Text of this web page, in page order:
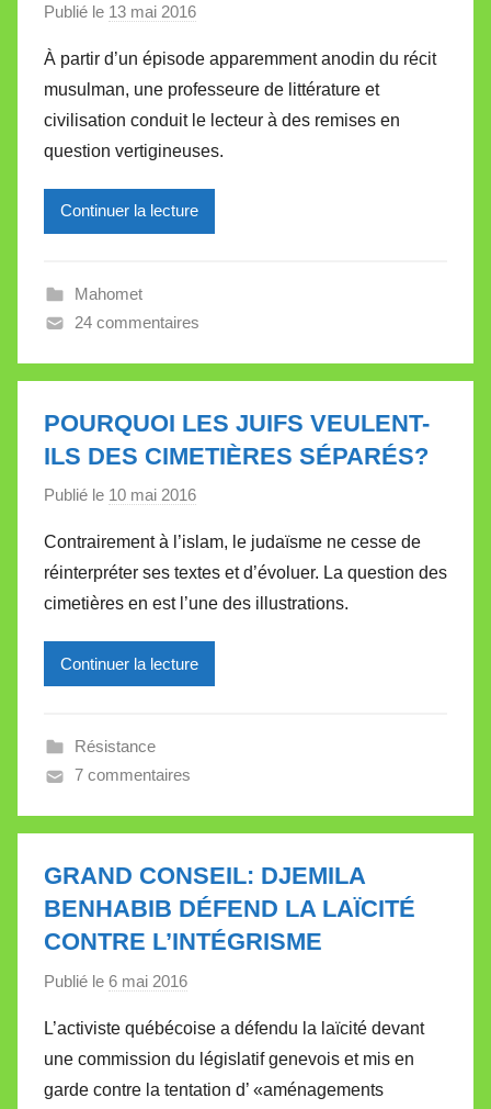
Publié le 13 mai 2016
r
M
i
r
i
l
V
l
l
t
À partir d’un épisode apparemment anodin du récit
musulman, une professeure de littérature et
civilisation conduit le lecteur à des remises en
question vertigineuses.
Continuer la lecture
Mahomet
24 commentaires
POURQUOI LES JUIFS VEULENT-
ILS DES CIMETIÈRES SÉPARÉS?
Publié le 10 mai 2016
r
M
i
r
e
a
l
e
Contrairement à l’islam, le judaïsme ne cesse de
réinterpréter ses textes et d’évoluer. La question des
cimetières en est l’une des illustrations.
Continuer la lecture
Résistance
7 commentaires
GRAND CONSEIL: DJEMILA
BENHABIB DÉFEND LA LAÏCITÉ
CONTRE L’INTÉGRISME
Publié le 6 mai 2016
r
M
i
L’activiste québécoise a défendu la laïcité devant
une commission du législatif genevois et mis en
garde contre la tentation d’ «aménagements